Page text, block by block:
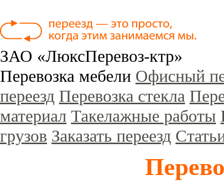
ЗАО «ЛюксПеревоз-ктр»
Перевозка мебели Офисный
переезд Перевозка стекла
материал Такелажные работы
грузов Заказать переезд